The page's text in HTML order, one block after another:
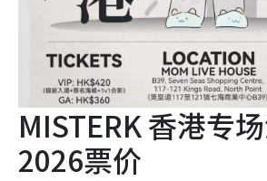
MISTERK 香港专
2026票价